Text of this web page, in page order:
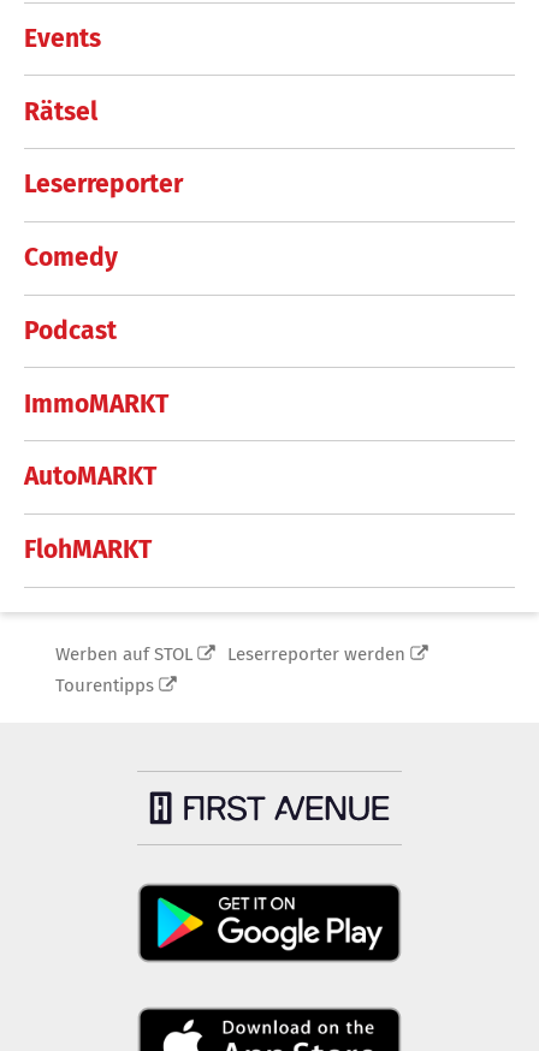
Events
Rätsel
Leserreporter
Comedy
Podcast
ImmoMARKT
AutoMARKT
FlohMARKT
Werben auf STOL
Leserreporter werden
Tourentipps